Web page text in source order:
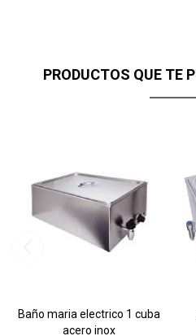
PRODUCTOS QUE TE
Baño maria electrico 1 cuba
acero inox